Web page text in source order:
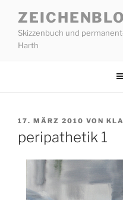
Inhalt
springen
Skizzenbuch und
Harth
VERÖFFENTLICHT
17. MÄRZ 2010 VON
peripathetik 1